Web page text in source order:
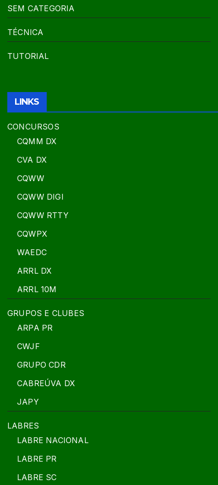
SEM CATEGORIA
TÉCNICA
TUTORIAL
LINKS
CONCURSOS
CQMM DX
CVA DX
CQWW
CQWW DIGI
CQWW RTTY
CQWPX
WAEDC
ARRL DX
ARRL 10M
GRUPOS E CLUBES
ARPA PR
CWJF
GRUPO CDR
CABREÚVA DX
JAPY
LABRES
LABRE NACIONAL
LABRE PR
LABRE SC